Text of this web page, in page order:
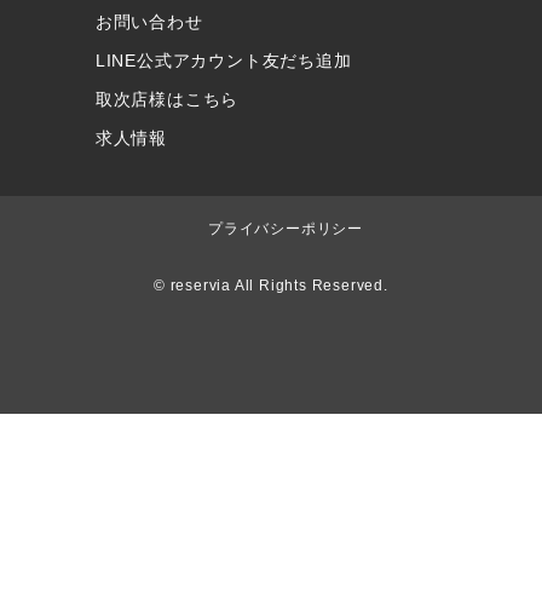
お問い合わせ
LINE公式アカウント友だち追加
取次店様はこちら
求人情報
プライバシーポリシー
© reservia All Rights Reserved.